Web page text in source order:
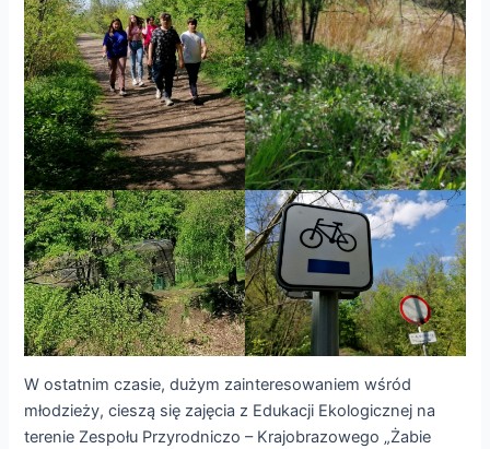
W ostatnim czasie, dużym zainteresowaniem wśród
młodzieży, cieszą się zajęcia z Edukacji Ekologicznej na
terenie Zespołu Przyrodniczo – Krajobrazowego „Żabie